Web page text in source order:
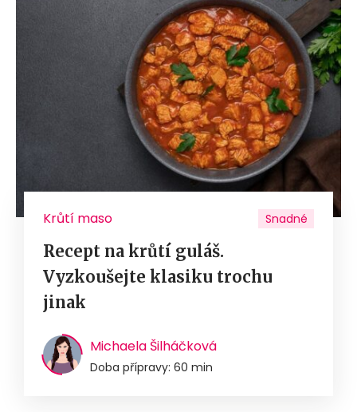
Krůtí maso Snadné
Recept na krůtí guláš.
Vyzkoušejte klasiku trochu
jinak
Michaela Šilháčková
Doba přípravy: 60 min